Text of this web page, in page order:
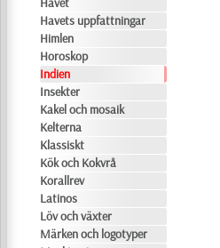
Havets uppfattningar
Himlen
Horoskop
Indien
Insekter
Kakel och mosaik
Kelterna
Klassiskt
Kök och Kokvrå
Korallrev
Latinos
Löv och växter
Märken och logotyper